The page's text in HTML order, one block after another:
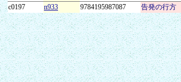
c0197
n933 9784195987087 告発の行方